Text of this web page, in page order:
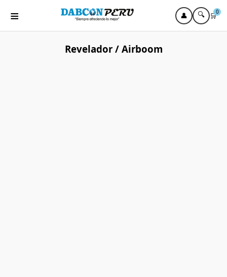
≡ 👤 🔍 🛒0
Revelador / Airboom